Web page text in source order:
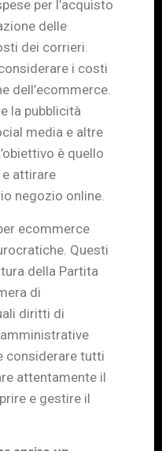
per l’acquisto
delle
dei corrieri.
i costi
dell’ecommerce.
la pubblicità
media e altre
è quello
attirare
negozio online.
ecommerce
Questi
della Partita
di
diritti di
considerare tutti
attentamente il
e gestire il